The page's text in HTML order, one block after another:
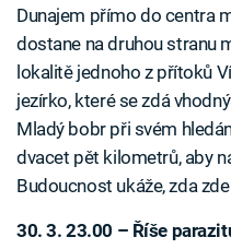
Dunajem přímo do centra
dostane na druhou stranu
lokalitě jednoho z přítoků
jezírko, které se zdá
Mladý bobr při svém
dvacet pět kilometrů, aby
Budoucnost ukáže, zda
30. 3. 23.00 – Říše